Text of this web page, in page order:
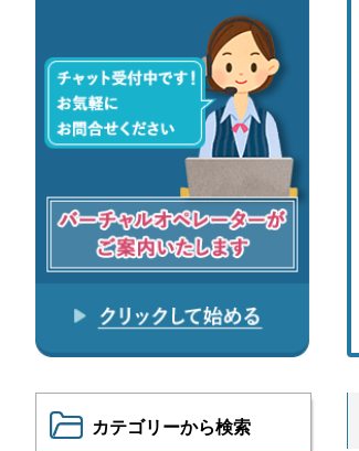
カテゴリーから検索